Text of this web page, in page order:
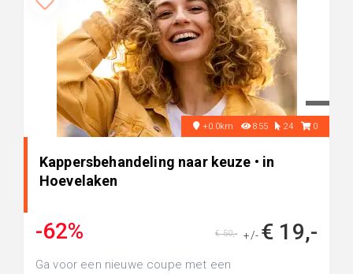
+0.0km 855 24 0
Kappersbehandeling naar keuze • in
Hoevelaken
-62% +/- € 19,-
€ 50,-
Ga voor een nieuwe coupe met een